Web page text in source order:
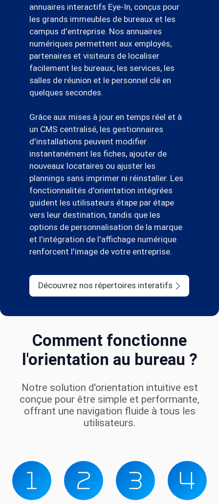
annuaires interactifs Eye-In, conçus pour
les grands immeubles de bureaux et les
campus d'entreprise. Nos annuaires
numériques permettent aux employés,
partenaires et visiteurs de localiser
facilement les bureaux, les services, les
salles de réunion et le personnel clé en
quelques secondes.
Grâce aux mises à jour en temps réel et à
un CMS centralisé, les gestionnaires
d'installations peuvent modifier
instantanément les fiches, ajouter de
nouveaux locataires ou ajuster les
plannings sans imprimer ni réinstaller. Les
fonctionnalités d'orientation intégrées
guident les utilisateurs étape par étape
vers leur destination, tandis que les
options de personnalisation de la marque
et l'intégration de l'affichage numérique
renforcent l'image de votre entreprise.
Découvrez nos répertoires interatifs
Comment fonctionne
l'orientation au bureau ?
Notre solution d'orientation intuitive est
conçue pour être simple et performante,
offrant une navigation fluide à tous les
utilisateurs.